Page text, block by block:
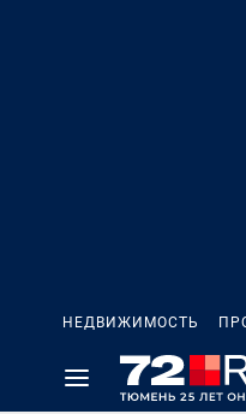
НЕДВИЖИМОСТЬ